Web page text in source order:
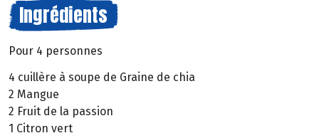
Ingrédients
Pour 4 personnes
4 cuillère à soupe de Graine de chia
2 Mangue
2 Fruit de la passion
1 Citron vert